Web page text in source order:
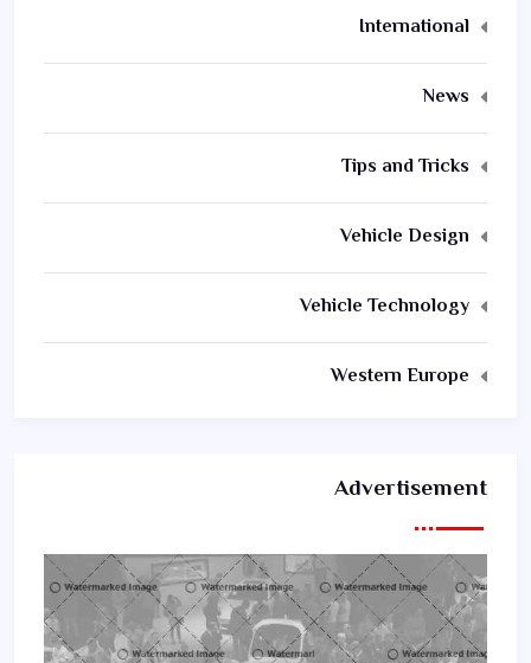
International
News
Tips and Tricks
Vehicle Design
Vehicle Technology
Western Europe
Advertisement